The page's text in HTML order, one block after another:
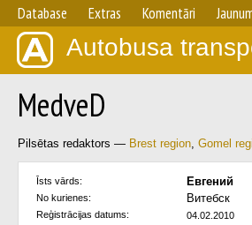
Database Extras Komentāri
Autobusa
MedveD
Pilsētas redaktors — Brest region, Gomel
Īsts vārds: Евгений
No kurienes: Витебск
Reģistrācijas datums:
04.02.2010